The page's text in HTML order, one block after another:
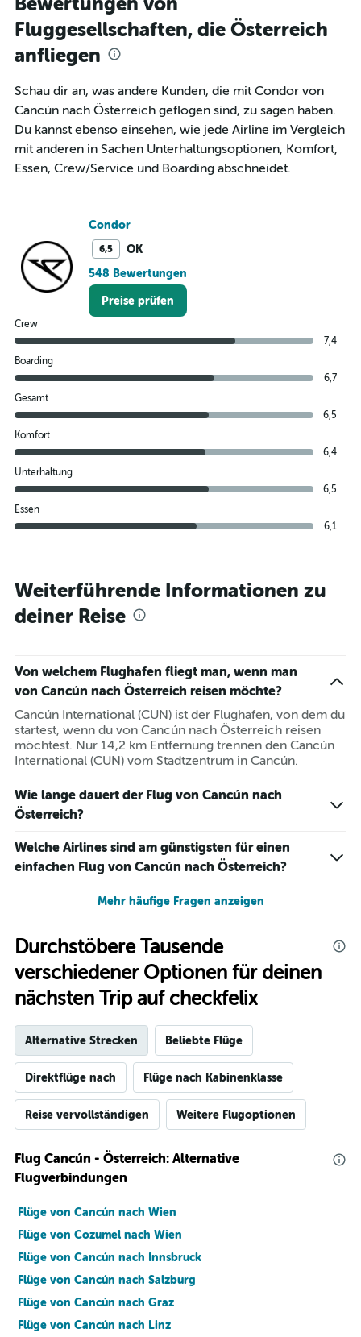
12
categories.
The
chart
1
Y
displaying
values.
Range:
Fluggesellschaften, die Österreich
anfliegen
Schau dir an, was andere Kunden, die mit Condor von
Cancún nach Österreich geflogen sind, zu sagen haben.
Du kannst ebenso einsehen, wie jede Airline im Vergleich
mit anderen in Sachen Unterhaltungsoptionen, Komfort,
Essen, Crew/Service und Boarding abschneidet.
Condor
6,5
OK
548 Bewertungen
Preise prüfen
Crew
7,4
Boarding
6,7
Gesamt
6,5
Komfort
6,4
Unterhaltung
6,5
Essen
6,1
Weiterführende Informationen zu
deiner Reise
Von welchem Flughafen fliegt man, wenn man
von Cancún nach Österreich reisen möchte?
Cancún International (CUN) ist der Flughafen, von dem du
startest, wenn du von Cancún nach Österreich reisen
möchtest. Nur 14,2 km Entfernung trennen den Cancún
International (CUN) vom Stadtzentrum in Cancún.
Wie lange dauert der Flug von Cancún nach
Österreich?
Welche Airlines sind am günstigsten für einen
einfachen Flug von Cancún nach Österreich?
Mehr häufige Fragen anzeigen
Durchstöbere Tausende
verschiedener Optionen für deinen
nächsten Trip auf checkfelix
Alternative Strecken Beliebte Flüge
Direktflüge nach Flüge nach Kabinenklasse
Reise vervollständigen Weitere Flugoptionen
Flug Cancún - Österreich: Alternative
Flugverbindungen
Flüge von Cancún nach Wien
Flüge von Cozumel nach Wien
Flüge von Cancún nach Innsbruck
Flüge von Cancún nach Salzburg
Flüge von Cancún nach Graz
Flüge von Cancún nach Linz